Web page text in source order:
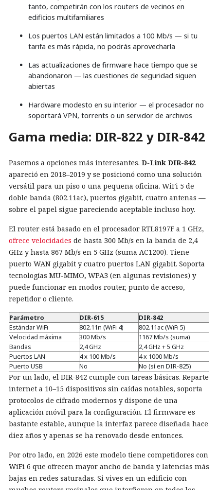
tanto, competirán con los routers de vecinos en
edificios multifamiliares
Los puertos LAN están limitados a 100 Mb/s — si tu
tarifa es más rápida, no podrás aprovecharla
Las actualizaciones de firmware hace tiempo que se
abandonaron — las cuestiones de seguridad siguen
abiertas
Hardware modesto en su interior — el procesador no
soportará VPN, torrents o un servidor de archivos
Gama media: DIR-822 y DIR-842
Pasemos a opciones más interesantes. D-Link DIR-842
apareció en 2018–2019 y se posicionó como una solución
versátil para un piso o una pequeña oficina. WiFi 5 de
doble banda (802.11ac), puertos gigabit, cuatro antenas —
sobre el papel sigue pareciendo aceptable incluso hoy.
El router está basado en el procesador RTL8197F a 1 GHz,
ofrece velocidades de hasta 300 Mb/s en la banda de 2,4
GHz y hasta 867 Mb/s en 5 GHz (suma AC1200). Tiene
puerto WAN gigabit y cuatro puertos LAN gigabit. Soporta
tecnologías MU-MIMO, WPA3 (en algunas revisiones) y
puede funcionar en modos router, punto de acceso,
repetidor o cliente.
Parámetro DIR-615
DIR-842
Estándar WiFi
802.11n (WiFi 4)
802.11ac (WiFi 5)
Velocidad máxima
300 Mb/s
1167 Mb/s (suma)
Bandas
2,4 GHz
2,4 GHz + 5 GHz
Puertos LAN
4 x 100 Mb/s
4 x 1000 Mb/s
Puerto USB
No No (sí en DIR-825)
Por un lado, el DIR-842 cumple con tareas básicas. Reparte
internet a 10–15 dispositivos sin caídas notables, soporta
protocolos de cifrado modernos y dispone de una
aplicación móvil para la configuración. El firmware es
bastante estable, aunque la interfaz parece diseñada hace
diez años y apenas se ha renovado desde entonces.
Por otro lado, en 2026 este modelo tiene competidores con
WiFi 6 que ofrecen mayor ancho de banda y latencias más
bajas en redes saturadas. Si vives en un edificio con